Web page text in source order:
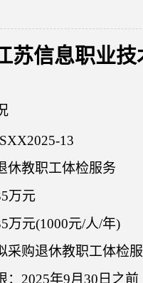
苏信息职业技
13
休教职工体检服务
万元
万元(1000元/人/年)
采购退休教职工体检
2025年9月30日之前